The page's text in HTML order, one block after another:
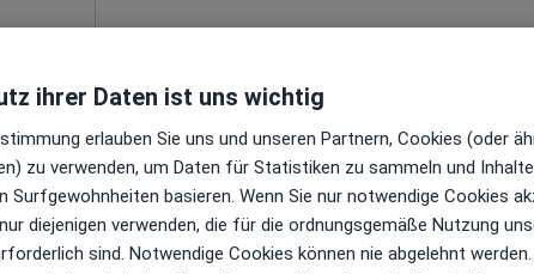
Heute
6 Aug
Morgen
7 Aug
Sa,
8 Aug
So,
9 Aug
ihrer Daten ist uns wichtig
erlauben Sie uns und unseren Partnern, Cookies (oder
zu verwenden, um Daten für Statistiken zu sammeln und
Surfgewohnheiten basieren. Wenn Sie nur notwendige Cookies
diejenigen verwenden, die für die ordnungsgemäße Nutzung
sind. Notwendige Cookies können nie abgelehnt werden.